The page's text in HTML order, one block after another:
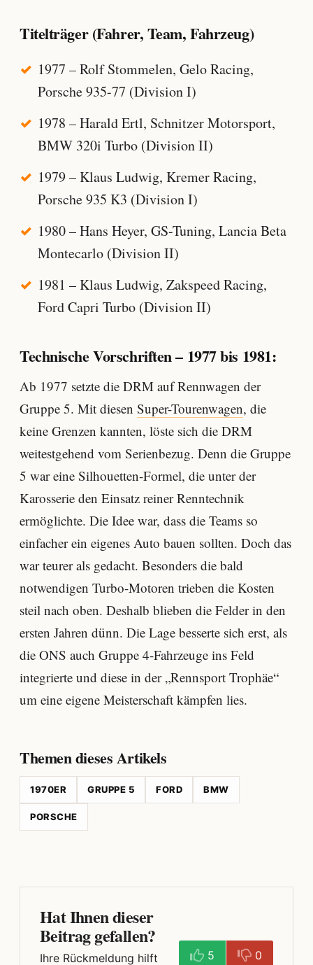
Titelträger (Fahrer, Team, Fahrzeug)
1977 – Rolf Stommelen, Gelo Racing,
Porsche 935-77 (Division I)
1978 – Harald Ertl, Schnitzer Motorsport,
BMW 320i Turbo (Division II)
1979 – Klaus Ludwig, Kremer Racing,
Porsche 935 K3 (Division I)
1980 – Hans Heyer, GS-Tuning, Lancia Beta
Montecarlo (Division II)
1981 – Klaus Ludwig, Zakspeed Racing,
Ford Capri Turbo (Division II)
Technische Vorschriften – 1977 bis 1981:
Ab 1977 setzte die DRM auf Rennwagen der
Gruppe 5. Mit diesen Super-Tourenwagen, die
keine Grenzen kannten, löste sich die DRM
weitestgehend vom Serienbezug. Denn die Gruppe
5 war eine Silhouetten-Formel, die unter der
Karosserie den Einsatz reiner Renntechnik
ermöglichte. Die Idee war, dass die Teams so
einfacher ein eigenes Auto bauen sollten. Doch das
war teurer als gedacht. Besonders die bald
notwendigen Turbo-Motoren trieben die Kosten
steil nach oben. Deshalb blieben die Felder in den
ersten Jahren dünn. Die Lage besserte sich erst, als
die ONS auch Gruppe 4-Fahrzeuge ins Feld
integrierte und diese in der „Rennsport Trophäe“
um eine eigene Meisterschaft kämpfen lies.
Themen dieses Artikels
1970ER GRUPPE 5 FORD BMW
PORSCHE
Hat Ihnen dieser
Beitrag gefallen?
Ihre Rückmeldung hilft 5 0